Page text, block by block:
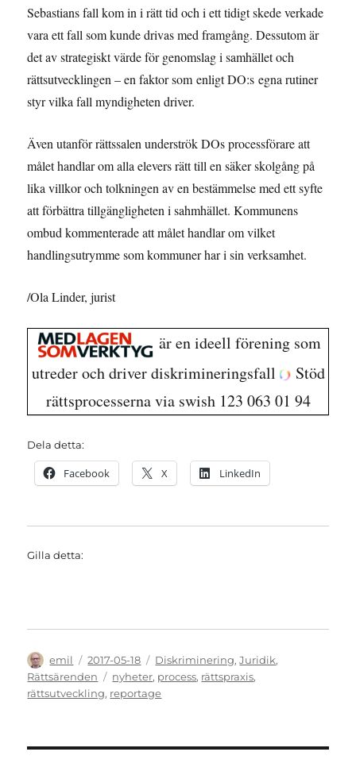
Sebastians fall kom in i rätt tid och i ett tidigt skede verkade
vara ett fall som kunde drivas med framgång. Dessutom är
det av strategiskt värde för genomslag i samhället och
rättsutvecklingen – en faktor som enligt DO:s egna rutiner
styr vilka fall myndigheten driver.
Även utanför rättssalen underströk DOs processförare att
målet handlar om alla elevers rätt till en säker skolgång på
lika villkor och tolkningen av en bestämmelse med ett syfte
att förbättra tillgängligheten i sahmhället. Kommunens
ombud kommenterade att målet handlar om vilket
handlingsutrymme som kommuner har i sin verksamhet.
/Ola Linder, jurist
är en ideell förening som
utreder och driver diskrimineringsfall
Stöd
rättsprocesserna via swish 123 063 01 94
Dela detta:
Facebook X LinkedIn
Gilla detta:
Författare
emil
Publicerat
den
2017-05-18 Kategorier
Diskriminering,Juridik,
Rättsärenden
Etiketter
nyheter, process, rättspraxis,
rättsutveckling, reportage